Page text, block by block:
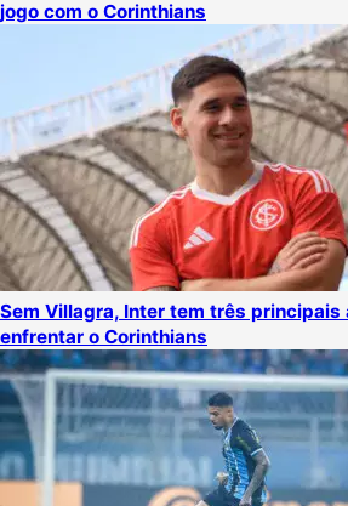
jogo com o Corinthians
Sem Villagra, Inter tem três
enfrentar o Corinthians